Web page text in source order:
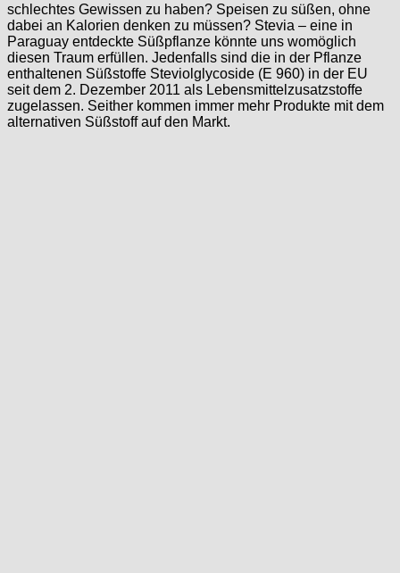
schlechtes Gewissen zu haben? Speisen zu süßen, ohne
dabei an Kalorien denken zu müssen? Stevia – eine in
Paraguay entdeckte Süßpflanze könnte uns womöglich
diesen Traum erfüllen. Jedenfalls sind die in der Pflanze
enthaltenen Süßstoffe Steviolglycoside (E 960) in der EU
seit dem 2. Dezember 2011 als Lebensmittelzusatzstoffe
zugelassen. Seither kommen immer mehr Produkte mit dem
alternativen Süßstoff auf den Markt.